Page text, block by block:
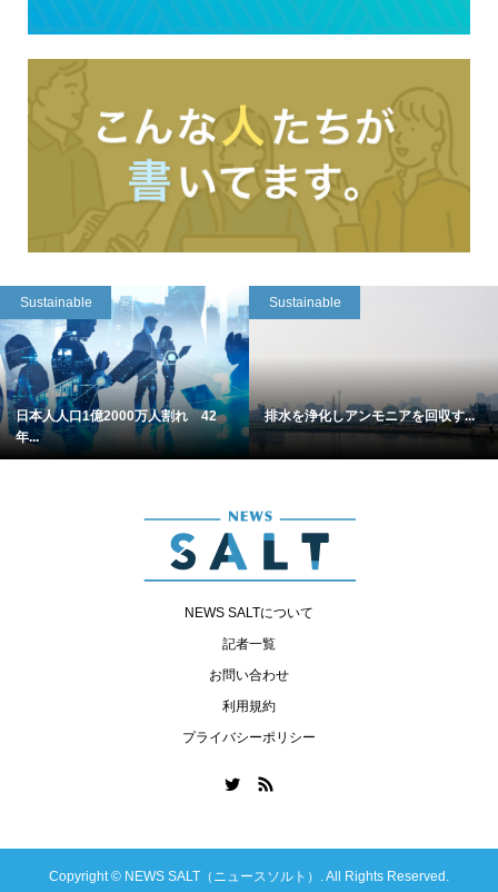
Sustainable
日本人人口1億2000万人割れ 42
年...
Sustainable
排水を浄化しアンモニアを回収す...
NEWS SALTについて
記者一覧
お問い合わせ
利用規約
プライバシーポリシー
Copyright © NEWS SALT（ニュースソルト）. All Rights Reserved.